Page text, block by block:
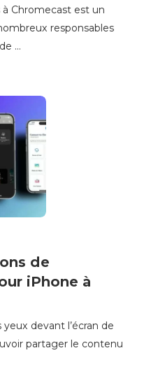
à Chromecast est un
responsables
...
de
iPhone à
devant l’écran de
partager le contenu